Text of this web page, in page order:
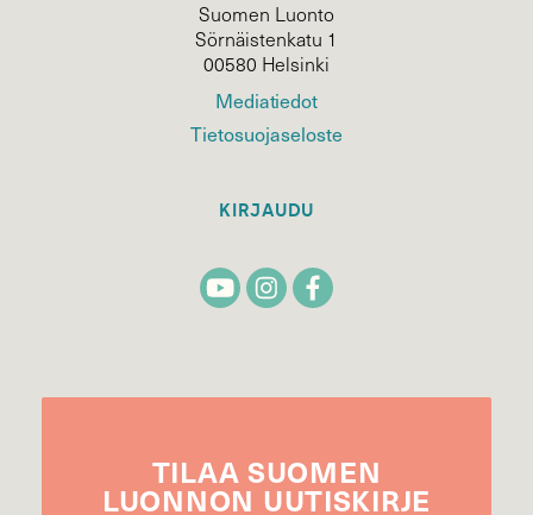
Suomen Luonto
Sörnäistenkatu 1
00580 Helsinki
Mediatiedot
Tietosuojaseloste
KIRJAUDU
TILAA SUOMEN
LUONNON UUTIS­KIRJE